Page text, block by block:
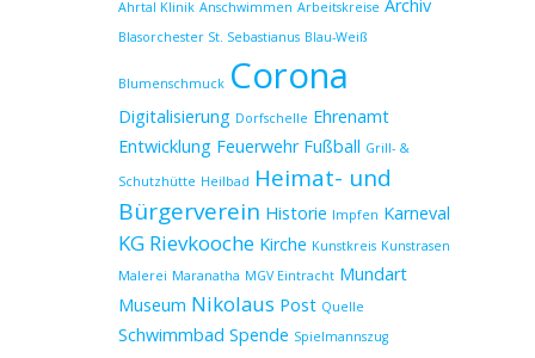
Ahrtal Klinik Anschwimmen Arbeitskreise Archiv
Blasorchester St. Sebastianus Blau-Weiß
Blumenschmuck Corona
Digitalisierung Dorfschelle Ehrenamt
Entwicklung Feuerwehr Fußball Grill- &
Schutzhütte Heilbad Heimat- und
Bürgerverein Historie Impfen Karneval
KG Rievkooche Kirche Kunstkreis Kunstrasen
Malerei Maranatha MGV Eintracht Mundart
Museum Nikolaus Post Quelle
Schwimmbad Spende Spielmannszug